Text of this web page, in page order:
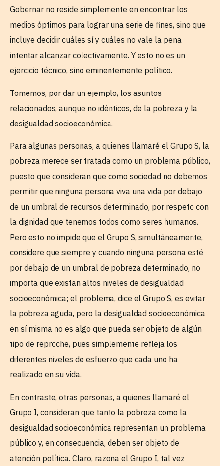
Gobernar no reside simplemente en encontrar los
medios óptimos para lograr una serie de fines, sino que
incluye decidir cuáles sí y cuáles no vale la pena
intentar alcanzar colectivamente. Y esto no es un
ejercicio técnico, sino eminentemente político.
Tomemos, por dar un ejemplo, los asuntos
relacionados, aunque no idénticos, de la pobreza y la
desigualdad socioeconómica.
Para algunas personas, a quienes llamaré el Grupo S, la
pobreza merece ser tratada como un problema público,
puesto que consideran que como sociedad no debemos
permitir que ninguna persona viva una vida por debajo
de un umbral de recursos determinado, por respeto con
la dignidad que tenemos todos como seres humanos.
Pero esto no impide que el Grupo S, simultáneamente,
considere que siempre y cuando ninguna persona esté
por debajo de un umbral de pobreza determinado, no
importa que existan altos niveles de desigualdad
socioeconómica; el problema, dice el Grupo S, es evitar
la pobreza aguda, pero la desigualdad socioeconómica
en sí misma no es algo que pueda ser objeto de algún
tipo de reproche, pues simplemente refleja los
diferentes niveles de esfuerzo que cada uno ha
realizado en su vida.
En contraste, otras personas, a quienes llamaré el
Grupo I, consideran que tanto la pobreza como la
desigualdad socioeconómica representan un problema
público y, en consecuencia, deben ser objeto de
atención política. Claro, razona el Grupo I, tal vez